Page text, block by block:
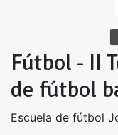
Fútbol - II
de fútbol
Escuela de fútbol